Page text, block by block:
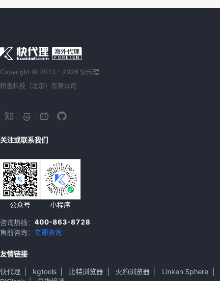
Copyright © 2013 - 2026 快代理
积善科技（北京）有限公司
关注或联系我们
公众号 小程序
咨询热线： 400-863-8728
售前咨询： 立即咨询
友情链接
快代理 kgtools 比特浏览器 火豹浏览器 Linken Sphere